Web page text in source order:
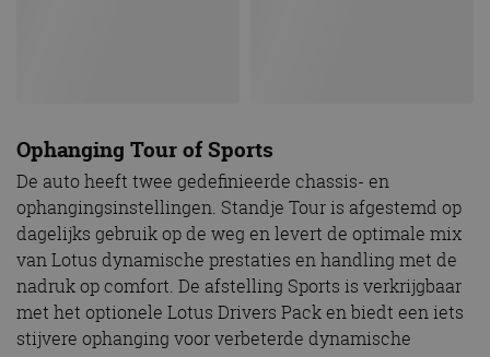
Ophanging Tour of Sports
De auto heeft twee gedefinieerde chassis- en
ophangingsinstellingen. Standje Tour is afgestemd op
dagelijks gebruik op de weg en levert de optimale mix
van Lotus dynamische prestaties en handling met de
nadruk op comfort. De afstelling Sports is verkrijgbaar
met het optionele Lotus Drivers Pack en biedt een iets
stijvere ophanging voor verbeterde dynamische